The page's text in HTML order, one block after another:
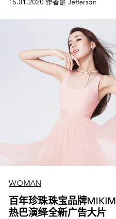
15.01.2020 作者是 Jefferson
WOMAN
百年珍珠珠宝品牌
热巴演绎全新广告大片